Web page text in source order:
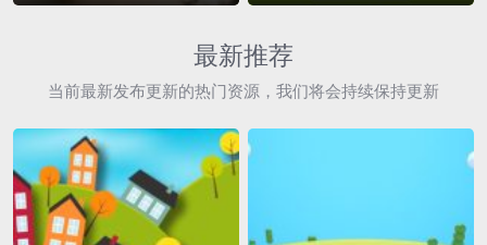
最新推荐
当前最新发布更新的热门资源，我们将会持续保持更新